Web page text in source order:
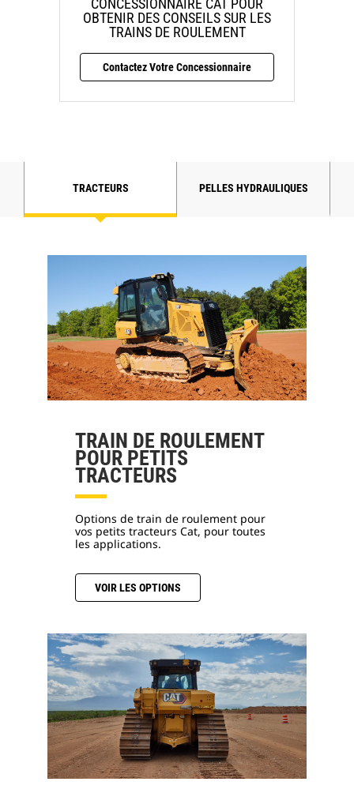
CONCESSIONNAIRE CAT POUR
OBTENIR DES CONSEILS SUR LES
TRAINS DE ROULEMENT
Contactez Votre Concessionnaire
TRACTEURS PELLES HYDRAULIQUES
TRAIN DE ROULEMENT
POUR PETITS
TRACTEURS
Options de train de roulement pour
vos petits tracteurs Cat, pour toutes
les applications.
VOIR LES OPTIONS